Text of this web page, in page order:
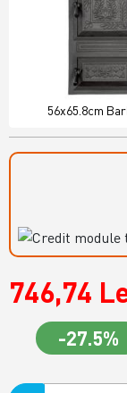
56x65.8cm
746,74
-27.5%